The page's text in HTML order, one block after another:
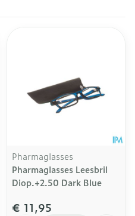
Pharmaglasses
Pharmaglasses Leesbril
Diop.+2.50 Dark Blue
€ 11,95